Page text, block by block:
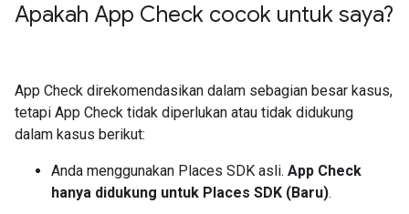
Apakah App Check cocok untuk saya?
App Check direkomendasikan dalam sebagian besar kasus,
tetapi App Check tidak diperlukan atau tidak didukung
dalam kasus berikut:
Anda menggunakan Places SDK asli. App Check
hanya didukung untuk Places SDK (Baru).